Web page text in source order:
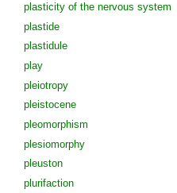
plasticity of the nervous system
plastide
plastidule
play
pleiotropy
pleistocene
pleomorphism
plesiomorphy
pleuston
plurifaction